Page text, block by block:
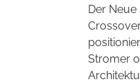
Der
Stromer